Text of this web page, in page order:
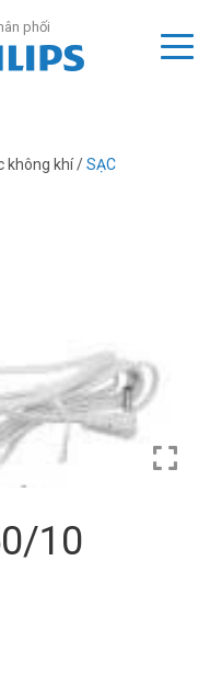
phối
không khí/SẠC
10